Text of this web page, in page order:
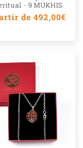
- 9 MUKHIS
de 492,00€